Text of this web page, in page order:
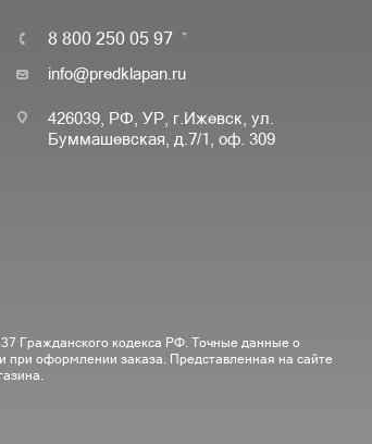
8 800 250 05 97
info@predklapan.ru
426039, РФ, УР, г.Ижевск, ул.
Буммашевская, д.7/1, оф. 309
Гражданского кодекса РФ. Точные данные о
при оформлении заказа. Представленная на сайте